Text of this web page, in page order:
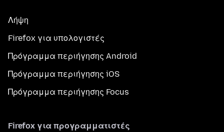
Λήψη
Firefox για υπολογιστές
Πρόγραμμα περιήγησης Android
Πρόγραμμα περιήγησης iOS
Πρόγραμμα περιήγησης Focus
Firefox για προγραμματιστές